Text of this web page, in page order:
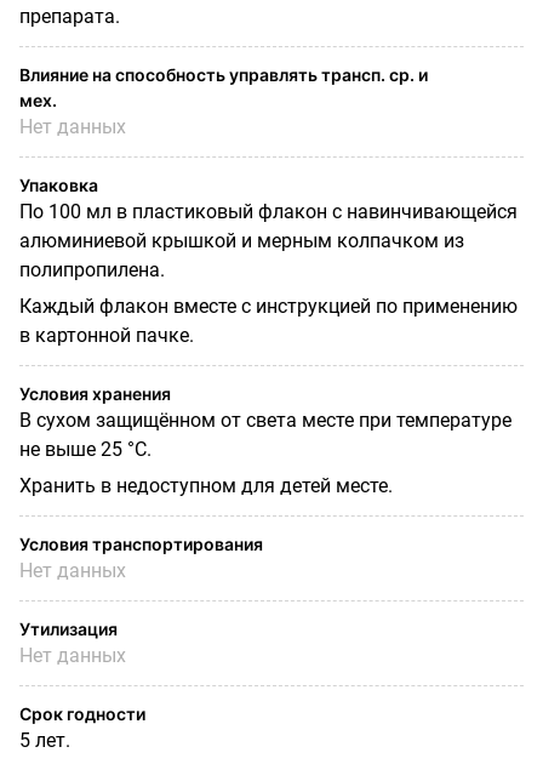
препарата.
Влияние на способность управлять трансп. ср. и
мех.
Нет данных
Упаковка
По 100 мл в пластиковый флакон с навинчивающейся
алюминиевой крышкой и мерным колпачком из
полипропилена.
Каждый флакон вместе с инструкцией по применению
в картонной пачке.
Условия хранения
В сухом защищённом от света месте при температуре
не выше 25 °С.
Хранить в недоступном для детей месте.
Условия транспортирования
Нет данных
Утилизация
Нет данных
Срок годности
5 лет.